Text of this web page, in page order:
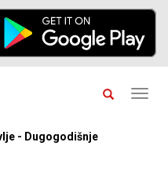
- Dugogodišnje